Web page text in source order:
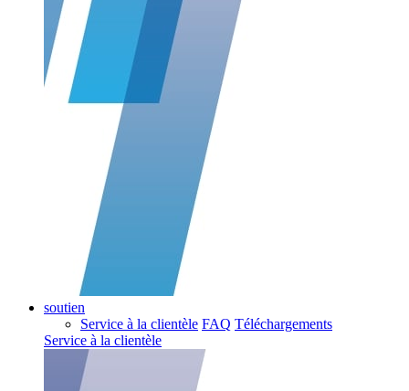
soutien
Service à la clientèle FAQ Téléchargements
Service à la clientèle